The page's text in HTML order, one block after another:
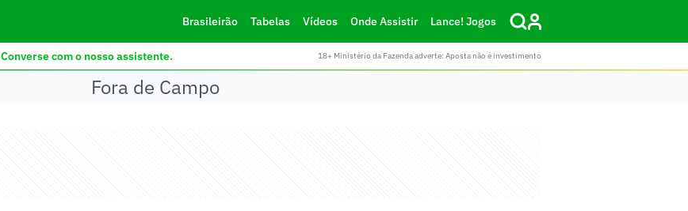
Brasileirão Tabelas Vídeos Onde Assistir Lance! Jogos
Converse com o nosso assistente. 18+ Ministério da Fazenda adverte: Aposta não é investimento
Fora de Campo